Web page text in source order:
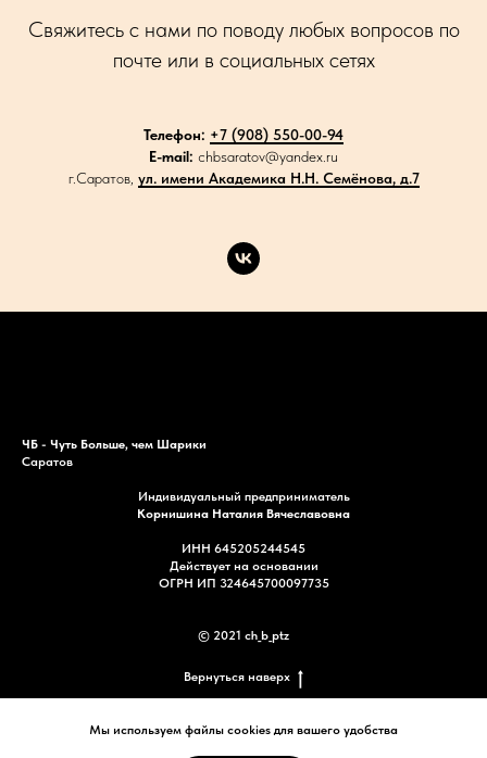
Мы используем файлы cookies для вашего удобства
Свяжитесь с нами по поводу любых вопросов по
почте или в социальных сетях
Телефон: +7 (908) 550-00-94
E-mail: chbsaratov@yandex.ru
г.Саратов, ул. имени Академика Н.Н. Семёнова, д.7
ЧБ - Чуть Больше, чем Шарики
Саратов
Индивидуальный предприниматель
Корнишина Наталия Вячеславовна
ИНН 645205244545
Действует на основании
ОГРН ИП 324645700097735
© 2021 ch_b_ptz
Вернуться наверх